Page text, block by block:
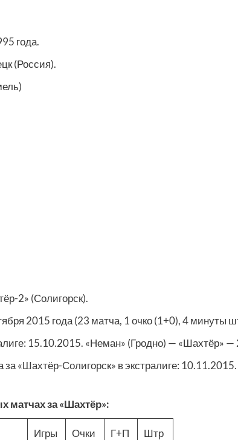
года.
(Россия).
2» (Солигорск).
2015 года (23 матча, 1 очко (1+0), 4 минуты
15.10.2015. «Неман» (Гродно) — «Шахтёр» —
«Шахтёр-Солигорск» в экстралиге:
матчах за «Шахтёр»:
Игры Очки Г+П Штр